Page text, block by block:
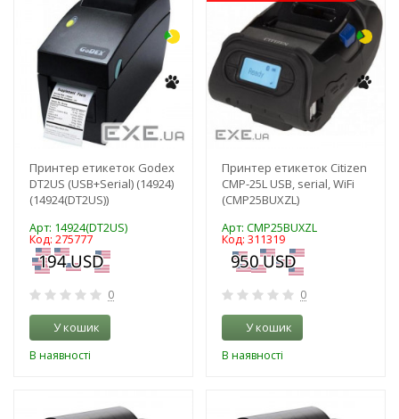
Принтер етикеток Godex
DT2US (USB+Serial) (14924)
(14924(DT2US))
Арт: 14924(DT2US)
Код: 275777
0
У кошик
В наявності
Принтер етикеток Citizen
CMP-25L USB, serial, WiFi
(CMP25BUXZL)
Арт: CMP25BUXZL
Код: 311319
0
У кошик
В наявності